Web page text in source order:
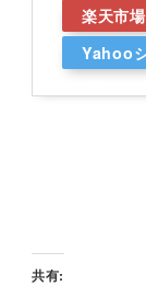
楽天市場
Yahoo
共有: